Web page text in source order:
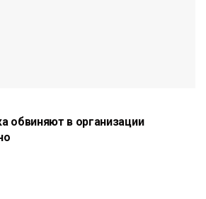
обвиняют в организации